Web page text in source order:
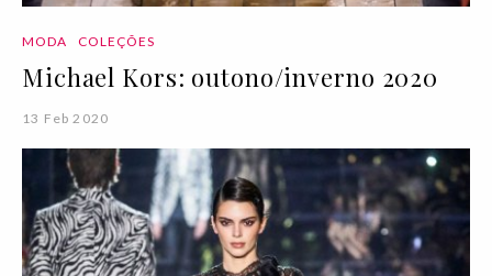
MODA COLEÇÕES
Michael Kors: outono/inverno 2020
13 Feb 2020